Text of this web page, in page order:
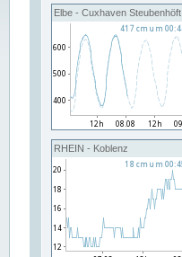
Elbe - Cuxhaven Steubenhöft
RHEIN - Koblenz